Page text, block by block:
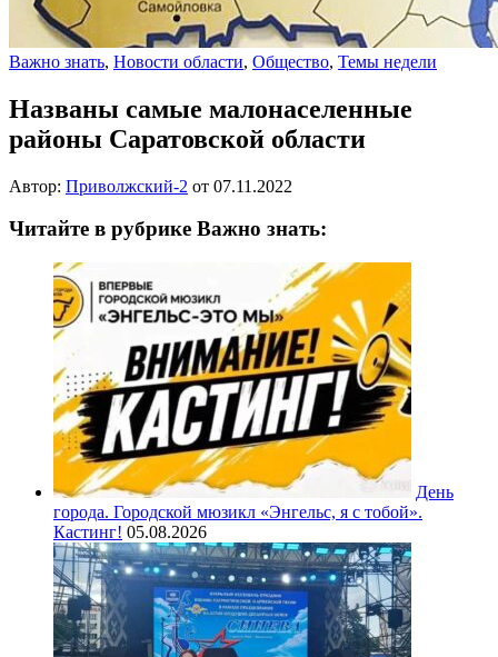
Важно знать, Новости области, Общество, Темы недели
Названы самые малонаселенные
районы Саратовской области
Автор: Приволжский-2 от 07.11.2022
Читайте в рубрике Важно знать:
День
города. Городской мюзикл «Энгельс, я с тобой».
Кастинг! 05.08.2026